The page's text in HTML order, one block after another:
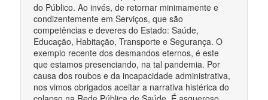
do Público. Ao invés, de retornar minimamente e
condizentemente em Serviços, que são
competências e deveres do Estado: Saúde,
Educação, Habitação, Transporte e Segurança. O
exemplo recente dos desmandos eternos, é este
que estamos presenciando, na tal pandemia. Por
causa dos roubos e da incapacidade administrativa,
nos vimos obrigados aceitar a narrativa histérica do